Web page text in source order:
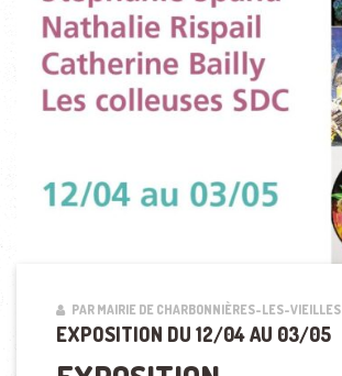
PAR MAIRIE DE CHARBONNIÈRES-LES-VIEILLES
EXPOSITION DU 12/04 AU 03/05